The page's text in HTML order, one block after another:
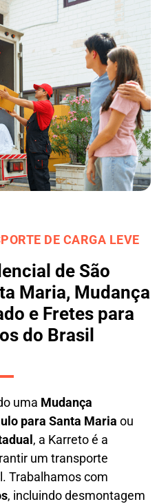
DE CARGA LEVE
de São
Maria, Mudança
e Fretes para
do Brasil
uma Mudança
para Santa Maria ou
, a Karretoé a
um transporte
Trabalhamos com
, incluindodesmontagem